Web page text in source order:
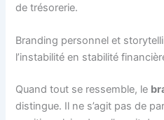
de trésorerie.
Branding personnel et
l’instabilité en stabilité
Quand tout se ressemble, le
distingue. Il ne s’agit pas de